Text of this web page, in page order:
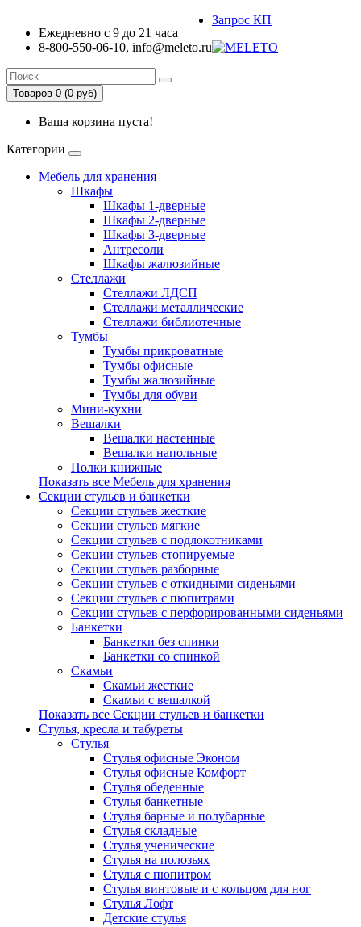
Ежедневно с 9 до 21 часа
8-800-550-06-10, info@meleto.ru
Запрос КП
Товаров 0 (0 pуб)
Ваша корзина пуста!
Категории
Мебель для хранения
Шкафы
Шкафы 1-дверные
Шкафы 2-дверные
Шкафы 3-дверные
Антресоли
Шкафы жалюзийные
Стеллажи
Стеллажи ЛДСП
Стеллажи металлические
Стеллажи библиотечные
Тумбы
Тумбы прикроватные
Тумбы офисные
Тумбы жалюзийные
Тумбы для обуви
Мини-кухни
Вешалки
Вешалки настенные
Вешалки напольные
Полки книжные
Показать все Мебель для хранения
Секции стульев и банкетки
Секции стульев жесткие
Секции стульев мягкие
Секции стульев с подлокотниками
Секции стульев стопируемые
Секции стульев разборные
Секции стульев с откидными сиденьями
Секции стульев с пюпитрами
Секции стульев с перфорированными сиденьями
Банкетки
Банкетки без спинки
Банкетки со спинкой
Скамьи
Скамьи жесткие
Скамьи с вешалкой
Показать все Секции стульев и банкетки
Стулья, кресла и табуреты
Стулья
Стулья офисные Эконом
Стулья офисные Комфорт
Стулья обеденные
Стулья банкетные
Стулья барные и полубарные
Стулья складные
Стулья ученические
Стулья на полозьях
Стулья с пюпитром
Стулья винтовые и с кольцом для ног
Стулья Лофт
Детские стулья